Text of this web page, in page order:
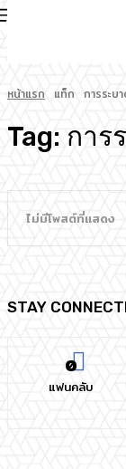
หน้าแรก แท็ก การระบ
Tag: การ
ไม่มีโพสต์ที่แสดง
STAY
0
แฟนคลับ